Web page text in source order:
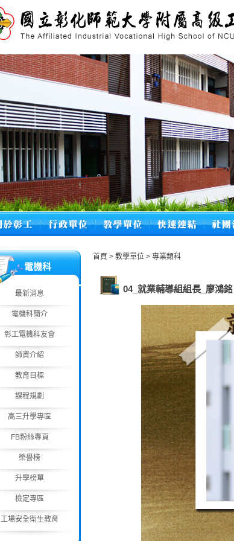
電機科
最新消息
電機科簡介
彰工電機科友會
師資介紹
教育目標
課程規劃
高三升學專區
FB粉絲專頁
榮譽榜
升學榜單
檢定專區
工場安全衛生教育
首頁 > 教學單位 > 專業類科
04_就業輔導組組長_廖鴻銘